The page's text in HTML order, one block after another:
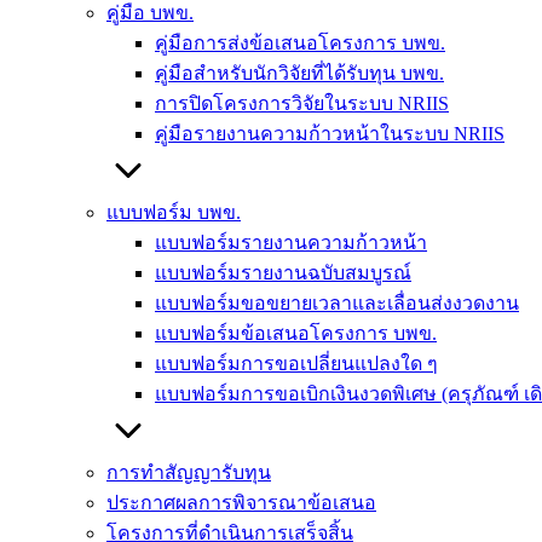
คู่มือ บพข.
คู่มือการส่งข้อเสนอโครงการ บพข.
คู่มือสำหรับนักวิจัยที่ได้รับทุน บพข.
การปิดโครงการวิจัยในระบบ NRIIS
คู่มือรายงานความก้าวหน้าในระบบ NRIIS
แบบฟอร์ม บพข.
แบบฟอร์มรายงานความก้าวหน้า
แบบฟอร์มรายงานฉบับสมบูรณ์
แบบฟอร์มขอขยายเวลาและเลื่อนส่งงวดงาน
แบบฟอร์มข้อเสนอโครงการ บพข.
แบบฟอร์มการขอเปลี่ยนแปลงใด ๆ
แบบฟอร์มการขอเบิกเงินงวดพิเศษ (ครุภัณฑ์ เ
การทำสัญญารับทุน
ประกาศผลการพิจารณาข้อเสนอ
โครงการที่ดำเนินการเสร็จสิ้น